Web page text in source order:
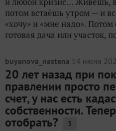
потом встаёшь утром — и
«хочу» и «мне надо».
готовая дача или участок,
buyanova_nastena 14 июня
20 лет назад при
правлении просто
счет, у нас есть
собственности.
отобрать? 3